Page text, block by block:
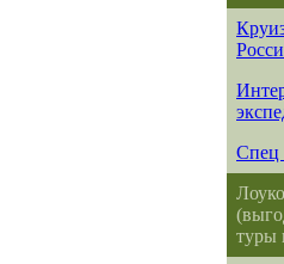
Спец
туры